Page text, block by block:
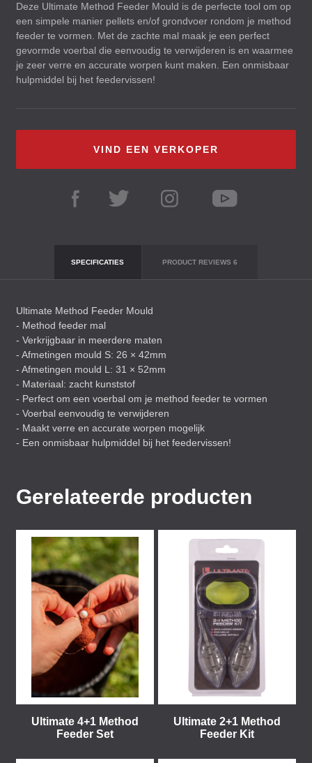
Deze Ultimate Method Feeder Mould is de perfecte tool om op
een simpele manier pellets en/of grondvoer rondom je method
feeder te vormen. Met de zachte mal maak je een perfect
gevormde voerbal die eenvoudig te verwijderen is en waarmee
je zeer verre en accurate worpen kunt maken. Een onmisbaar
hulpmiddel bij het feedervissen!
VIND EEN VERKOPER
SPECIFICATIES PRODUCT REVIEWS 6
Ultimate Method Feeder Mould
- Method feeder mal
- Verkrijgbaar in meerdere maten
- Afmetingen mould S: 26 × 42mm
- Afmetingen mould L: 31 × 52mm
- Materiaal: zacht kunststof
- Perfect om een voerbal om je method feeder te vormen
- Voerbal eenvoudig te verwijderen
- Maakt verre en accurate worpen mogelijk
- Een onmisbaar hulpmiddel bij het feedervissen!
Gerelateerde producten
Ultimate 4+1 Method
Feeder Set
Ultimate 2+1 Method
Feeder Kit